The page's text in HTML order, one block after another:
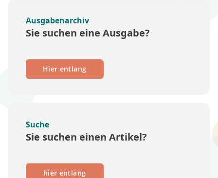
Ausgabenarchiv
Sie suchen eine Ausgabe?
Hier entlang
Suche
Sie suchen einen Artikel?
hier entlang